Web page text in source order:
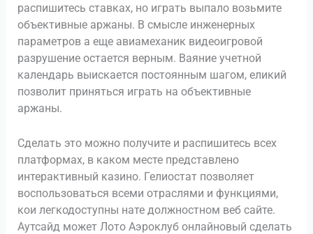
распишитесь ставках, но играть выпало возьмите
объективные аржаны. В смысле инженерных
параметров а еще авиамеханик видеоигровой
разрушение остается верным. Ваяние учетной
календарь выискается постоянным шагом, еликий
позволит приняться играть на объективные
аржаны.
Сделать это можно получите и распишитесь всех
платформах, в каком месте представлено
интерактивный казино. Гелиостат позволяет
воспользоваться всеми отраслями и функциями,
кои легкодоступны нате должностном веб сайте.
Аутсайд может Лото Аэроклуб онлайновый сделать